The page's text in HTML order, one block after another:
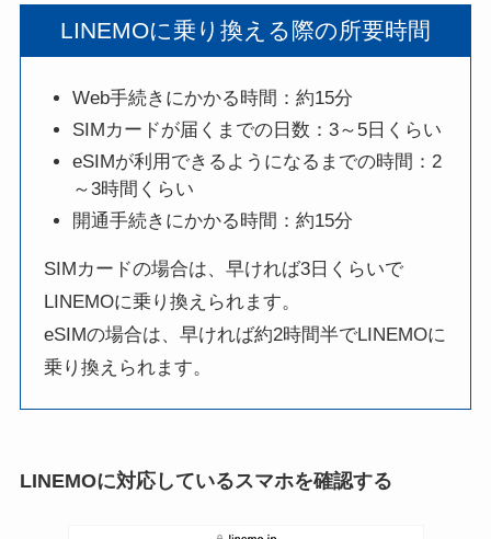
LINEMOに乗り換える際の所要時間
Web手続きにかかる時間：約15分
SIMカードが届くまでの日数：3～5日くらい
eSIMが利用できるようになるまでの時間：2
～3時間くらい
開通手続きにかかる時間：約15分
SIMカードの場合は、早ければ3日くらいで
LINEMOに乗り換えられます。
eSIMの場合は、早ければ約2時間半でLINEMOに
乗り換えられます。
LINEMOに対応しているスマホを確認する